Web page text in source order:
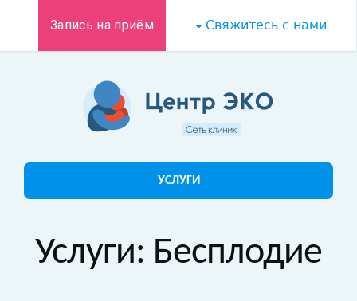
Свяжитесь с нами
Запись на приём
УСЛУГИ
Услуги: Бесплодие